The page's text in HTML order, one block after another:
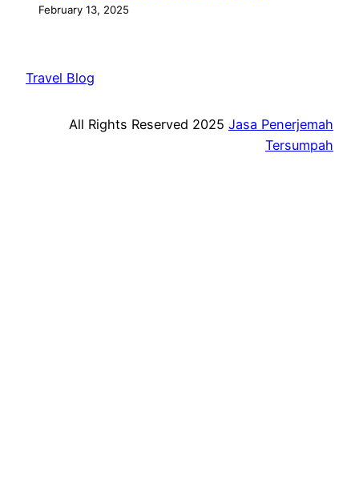
February 13, 2025
Travel Blog
All Rights Reserved 2025 Jasa Penerjemah
Tersumpah